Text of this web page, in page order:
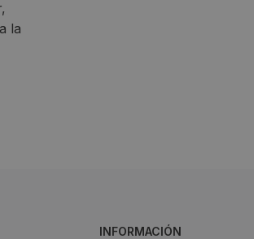
INFORMACIÓN